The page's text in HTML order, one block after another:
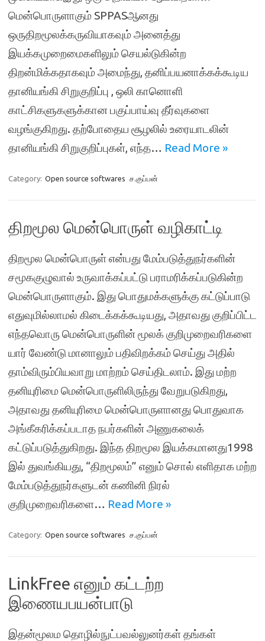
மென்பொருளாகும் SPPASஆனது
ஒருதிறமூலக்கருவியாகவும் அனைத்து
இயக்கமுறைமைகளிலும் செயல்டுகின்ற
திறன்மிக்கதாகவும் அமைந்து, தனிப்பயனாக்கக்கூடிய
தானியங்கி சிறுகுறிப்பு , ஒலி கானொளி
காட்சிகளுகளுக்கான பகுப்பாய்வு தீர்வுகளை
வழங்குகிறது. தற்போதைய சூழலில் உரையாடலின்
தானியங்கி சிறுகுறிப்புகள், எந்த… Read More »
Category: Open source softwares ச.குப்பன்
திறமூல மென்பொருள் வழிகாட்டி
திறமூல மென்பொருள் என்பது மேம்படுத்துநர்களின்
சமூககுழுவால் உருவாக்கப்பட்டு பராமரிக்கப்படுகின்ற
மென்பொருளாகும். இது பொதுமக்களுக்கு கட்டுப்பாடு
எதுவுமில்லாமல் கிடைக்கக்கூடியது, அதாவது குறிப்பிட்ட
எந்தவொரு மென்பொருளின் மூலக் குறிமுறைவரிகளை
யார் வேண்டு மானாலும் பதிவிறக்கம் செய்து அதில்
தாம்விரும்பியவாறு மாற்றம் செய்திடலாம். இது மற்ற
தனியுரிமை மென்பொருளிலிருந்து வேறுபடுகிறது,
அதாவது தனியுரிமை மென்பொருளானது பொதுவாக
அங்கீகரிக்கப்படாத நபர்களின் அணுகலைக்
கட்டுப்படுத்துகிறது. இந்த திறமூல இயக்கமானது1998
இல் துவங்கியது, “திறமூலம்” எனும் சொல் எளிதாக மற்ற
மேம்படுத்துநர்களுடன் கணினி நிரல்
குறிமுறைவரிகளை… Read More »
Category: Open source softwares ச.குப்பன்
LinkFree எனும் கட்டற்ற
இணையபயன்பாடு
இதன்மூலம தொழில்நுட்பவல்லுனர்கள் தங்கள்